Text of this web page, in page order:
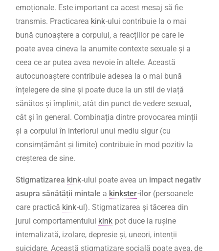
emoționale. Este important ca acest mesaj să fie
transmis. Practicarea kink-ului contribuie la o mai
bună cunoaștere a corpului, a reacțiilor pe care le
poate avea cineva la anumite contexte sexuale și a
ceea ce ar putea avea nevoie în altele. Această
autocunoaștere contribuie adesea la o mai bună
înțelegere de sine și poate duce la un stil de viață
sănătos și împlinit, atât din punct de vedere sexual,
cât și în general. Combinația dintre provocarea minții
și a corpului în interiorul unui mediu sigur (cu
consimțământ și limite) contribuie în mod pozitiv la
creșterea de sine.
Stigmatizarea kink-ului poate avea un impact negativ
asupra sănătății mintale a kinkster-ilor (persoanele
care practică kink-ul). Stigmatizarea și tăcerea din
jurul comportamentului kink pot duce la rușine
internalizată, izolare, depresie și, uneori, intenții
suicidare. Această stigmatizare socială poate avea, de